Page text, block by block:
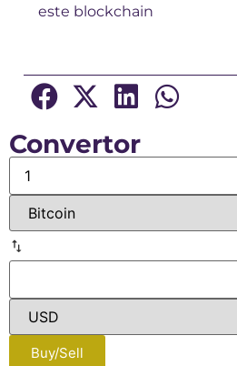
Convertor
Buy/Sell
este blockchain